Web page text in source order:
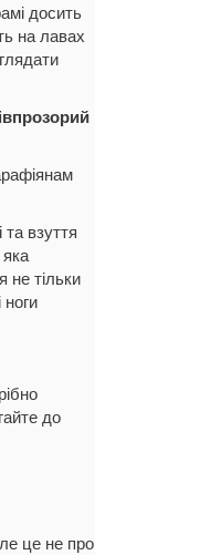
досить
на лавах
взуття
не тільки
ноги
до
це не про